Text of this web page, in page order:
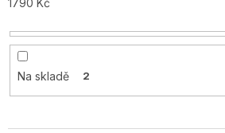
r
o
d
u
t
Na skladě 2